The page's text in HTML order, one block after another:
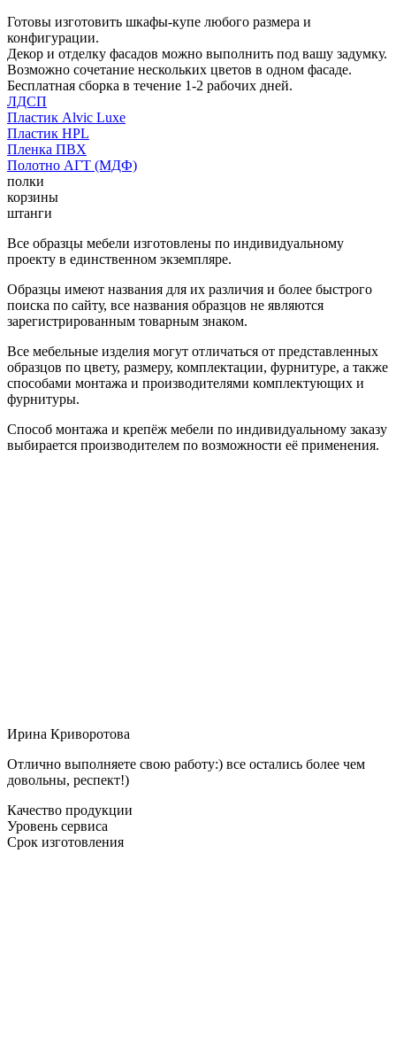
Готовы изготовить шкафы-купе любого размера и
конфигурации.
Декор и отделку фасадов можно выполнить под вашу задумку.
Возможно сочетание нескольких цветов в одном фасаде.
Бесплатная сборка в течение 1-2 рабочих дней.
ЛДСП
Пластик Alvic Luxe
Пластик HPL
Пленка ПВХ
Полотно АГТ (МДФ)
полки
корзины
штанги
Все образцы мебели изготовлены по индивидуальному
проекту в единственном экземпляре.
Образцы имеют названия для их различия и более быстрого
поиска по сайту, все названия образцов не являются
зарегистрированным товарным знаком.
Все мебельные изделия могут отличаться от представленных
образцов по цвету, размеру, комплектации, фурнитуре, а также
способами монтажа и производителями комплектующих и
фурнитуры.
Способ монтажа и крепёж мебели по индивидуальному заказу
выбирается производителем по возможности её применения.
Ирина Криворотова
Отлично выполняете свою работу:) все остались более чем
довольны, респект!)
Качество продукции
Уровень сервиса
Срок изготовления